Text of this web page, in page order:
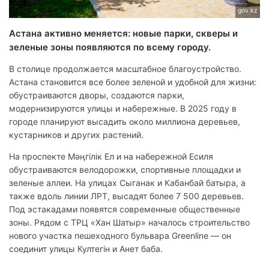
gov.kz
Астана активно меняется: новые парки, скверы и
зеленые зоны появляются по всему городу.
В столице продолжается масштабное благоустройство.
Астана становится все более зеленой и удобной для жизни:
обустраиваются дворы, создаются парки,
модернизируются улицы и набережные. В 2025 году в
городе планируют высадить около миллиона деревьев,
кустарников и других растений.
На проспекте Мәңгілік Ел и на набережной Есиля
обустраиваются велодорожки, спортивные площадки и
зеленые аллеи. На улицах Сыганак и Кабанбай батыра, а
также вдоль линии ЛРТ, высадят более 7 500 деревьев.
Под эстакадами появятся современные общественные
зоны. Рядом с ТРЦ «Хан Шатыр» началось строительство
нового участка пешеходного бульвара Greenline — он
соединит улицы Култегін и Анет баба.